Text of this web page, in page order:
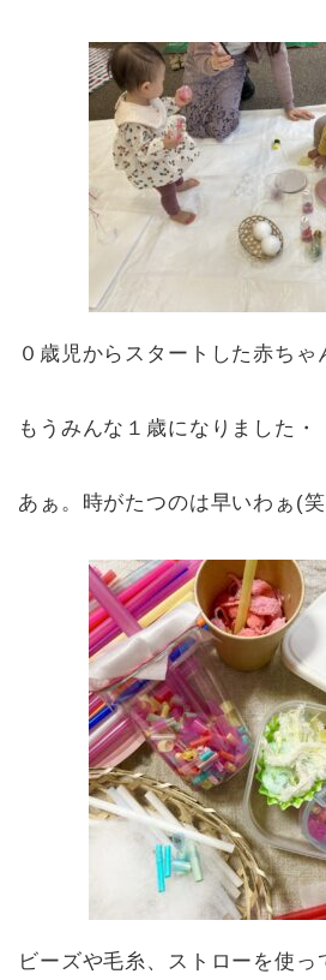
０歳児からスタートした赤ちゃ
もうみんな１歳になりました・
あぁ。時がたつのは早いわぁ(
ビーズや毛糸、ストローを使っ